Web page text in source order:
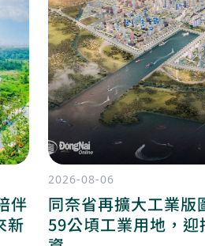
伴
新
2026-08-06
同奈省再擴大工業版
59公頃工業用地，